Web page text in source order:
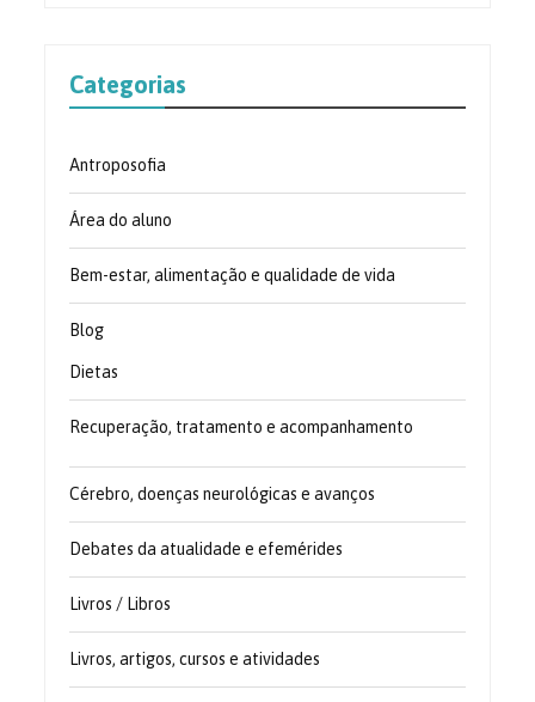
Categorias
Antroposofia
Área do aluno
Bem-estar, alimentação e qualidade de vida
Blog
Dietas
Recuperação, tratamento e acompanhamento
Cérebro, doenças neurológicas e avanços
Debates da atualidade e efemérides
Livros / Libros
Livros, artigos, cursos e atividades